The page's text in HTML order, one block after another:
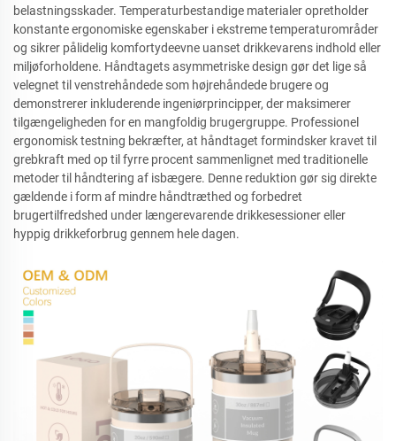
belastningsskader. Temperaturbestandige materialer opretholder
konstante ergonomiske egenskaber i ekstreme temperaturområder
og sikrer pålidelig komfortydeevne uanset drikkevarens indhold eller
miljøforholdene. Håndtagets asymmetriske design gør det lige så
velegnet til venstrehåndede som højrehåndede brugere og
demonstrerer inkluderende ingeniørprincipper, der maksimerer
tilgængeligheden for en mangfoldig brugergruppe. Professionel
ergonomisk testning bekræfter, at håndtaget formindsker kravet til
grebkraft med op til fyrre procent sammenlignet med traditionelle
metoder til håndtering af isbægere. Denne reduktion gør sig direkte
gældende i form af mindre håndtræthed og forbedret
brugertilfredshed under længerevarende drikkesessioner eller
hyppig drikkeforbrug gennem hele dagen.